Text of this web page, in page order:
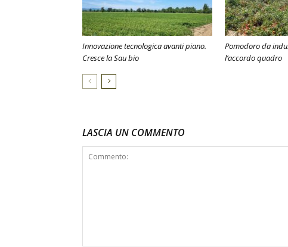
Innovazione tecnologica avanti piano.
Cresce la Sau bio
Pomodoro da
l’accordo quadro
LASCIA UN COMMENTO